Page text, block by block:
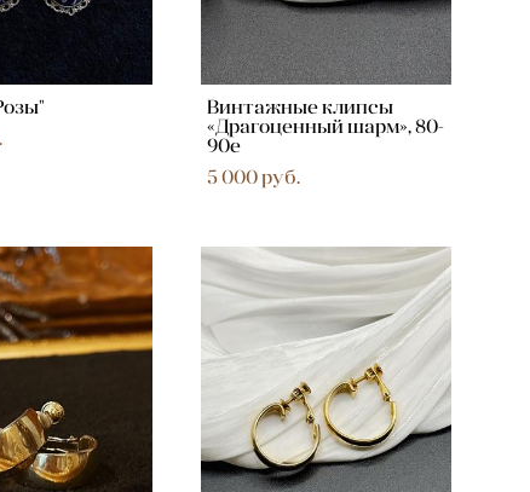
Винтажные клипсы
«Драгоценный шарм», 80-
90е
5 000 pуб.